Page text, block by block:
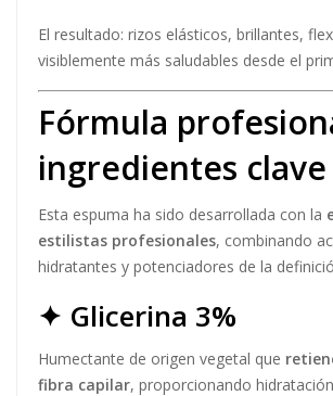
El resultado: rizos elásticos, brillantes,
visiblemente más saludables desde el
Fórmula
ingredientes clave
Esta espuma ha sido desarrollada con la
estilistas profesionales, combinando
hidratantes y potenciadores de la
✦ Glicerina 3%
Humectante de origen vegetal que
fibra capilar, proporcionando